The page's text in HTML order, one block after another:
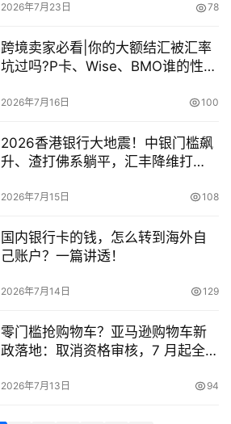
2026年7月23日 78
跨境卖家必看|你的大额结汇被汇率
坑过吗?P卡、Wise、BMO谁的性价
2026年7月16日 100
2026香港银行大地震！中银门槛飙
升、渣打佛系躺平，汇丰降维打
2026年7月15日 108
国内银行卡的钱，怎么转到海外自
己账户？一篇讲透！
2026年7月14日 129
零门槛抢购物车？亚马逊购物车新
政落地：取消资格审核，7 月起全球
2026年7月13日 94